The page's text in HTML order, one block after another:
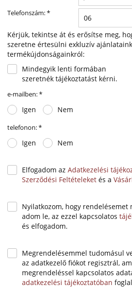
Telefonszám:*
Kérjük, tekintse át és erősítse meg,
szeretne értesülni exkluzív
termékújdonságainkról:
Mindegyik lenti formában
szeretnék tájékoztatást kérni.
e-mailben:*
Igen Nem
telefonon:*
Igen Nem
Elfogadom az Adatkezelési
Szerződési Feltételeket és a
Nyilatkozom, hogy rendelésemet
adom le, az ezzel kapcsolatos
és elfogadom.
Megrendelésemmel tudomásul
az adatkezelő fiókot regisztrál,
megrendeléssel kapcsolatos
adatkezelési tájékoztatóban